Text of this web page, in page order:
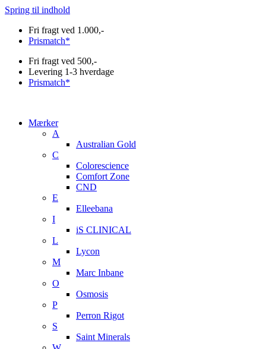
Spring til indhold
Fri fragt ved 1.000,-
Prismatch*
Fri fragt ved 500,-
Levering 1-3 hverdage
Prismatch*
Mærker
A
Australian Gold
C
Colorescience
Comfort Zone
CND
E
Elleebana
I
iS CLINICAL
L
Lycon
M
Marc Inbane
O
Osmosis
P
Perron Rigot
S
Saint Minerals